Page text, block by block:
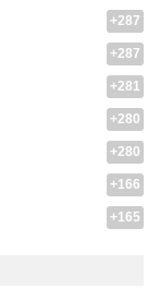
+287
+287
+281
+280
+280
+166
+165